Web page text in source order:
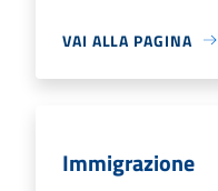
VAI ALLA PAGINA
Immigrazione